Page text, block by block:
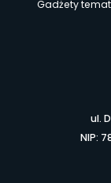
Gadżety
ul.
NIP: